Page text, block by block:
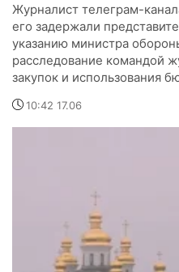
Журналист телеграм-
его задержали
указанию министра
расследование командой
закупок и использования
10:42 17.06